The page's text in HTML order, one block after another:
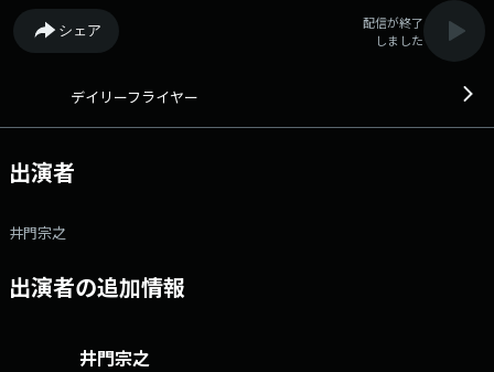
ョッピング 番組Webサイト：https://jfn-pods.com/program/1875
メッセージフォーム：https://form.jfn.co.jp/dailyflyer/message
シェア
配信が終了
しました
デイリーフライヤー
出演者
井門宗之
出演者の追加情報
井門宗之